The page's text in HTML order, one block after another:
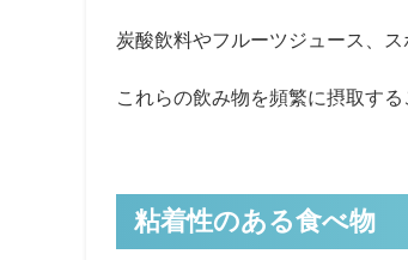
炭酸飲料やフルーツジュース、
これらの飲み物を頻繁に摂取す
粘着性のある食べ物